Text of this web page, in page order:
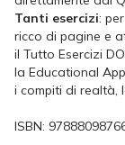
Tanti esercizi:
ricco di pagine e
il Tutto Esercizi
la Educational
i compiti di realtà,
ISBN: